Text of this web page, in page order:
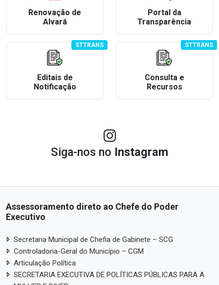
Renovação de
Alvará
Portal da
Transparência
Editais de
Notificação
STTRANS
Consulta e
Recursos
STTRANS
Siga-nos no Instagram
Assessoramento direto ao Chefe do Poder
Executivo
Secretaria Municipal de Chefia de Gabinete – SCG
Controladoria-Geral do Município – CGM
Articulação Política
SECRETARIA EXECUTIVA DE POLÍTICAS PÚBLICAS PARA A